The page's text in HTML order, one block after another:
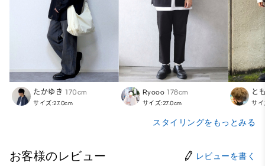
たかゆき 170cm
サイズ:27.0cm
Ryooo 178cm
サイズ:27.0cm
と
サ
スタイリングをもっとみる
お客様のレビュー レビューを書く